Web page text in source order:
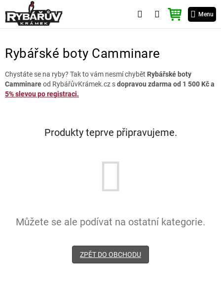
na
obsah
Menu
NÁKUPNÍ
KOŠÍK
Rybářské boty Camminare
Chystáte se na ryby? Tak to vám nesmí chybět Rybářské boty
Camminareod RybářůvKrámek.cz sdopravou zdarma od 1 500 Kč a
5% slevou po registraci.
Produkty teprve připravujeme.
Můžete se ale podívat na ostatní kategorie.
ZPĚT DO OBCHODU